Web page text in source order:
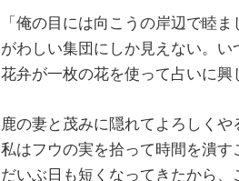
「俺の目には向こうの岸辺で睦
がわしい集団にしか見えない。い
花弁が一枚の花を使って占いに興
鹿の妻と茂みに隠れてよろしくや
私はフウの実を拾って時間を潰す
だいぶ日も短くなってきたから